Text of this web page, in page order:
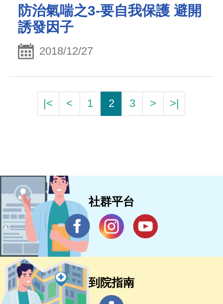
防治氣喘之3-要自我保護 避開
誘發因子
2018/12/27
|< < 1 2 3 > >|
社群平台
到院指南